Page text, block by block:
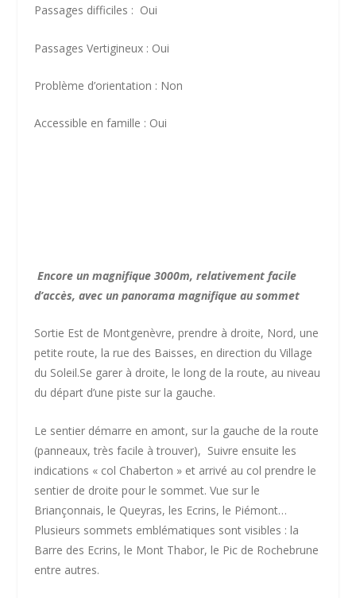
Passages difficiles : Oui
Passages Vertigineux : Oui
Problème d’orientation : Non
Accessible en famille : Oui
Encore un magnifique 3000m, relativement facile
d’accès, avec un panorama magnifique au sommet
Sortie Est de Montgenèvre, prendre à droite, Nord, une
petite route, la rue des Baisses, en direction du Village
du Soleil.Se garer à droite, le long de la route, au niveau
du départ d’une piste sur la gauche.
Le sentier démarre en amont, sur la gauche de la route
(panneaux, très facile à trouver), Suivre ensuite les
indications « col Chaberton » et arrivé au col prendre le
sentier de droite pour le sommet. Vue sur le
Briançonnais, le Queyras, les Ecrins, le Piémont…
Plusieurs sommets emblématiques sont visibles : la
Barre des Ecrins, le Mont Thabor, le Pic de Rochebrune
entre autres.